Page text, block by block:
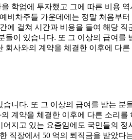
학업에 투자했고 그에 따른 비용
차주들 가운데에는 정말 처음부
걸쳐 시간과 비용을 들여 해당
이 있습니다. 또 그 이상의 급여
사와의 계약을 체결한 이후에 다
니다. 또 그 이상의 급여를 받는 분
계약을 체결한 이후에 다른 소리
지고 있는 요즘임에도 국민들의
장에서 50 억의 퇴직금을 받았다